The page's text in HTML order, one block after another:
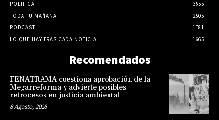
POLITICA
3555
TODA TU MAÑANA
2505
PODCAST
1781
LO QUE HAY TRAS CADA NOTICIA
1665
Recomendados
FENATRAMA cuestiona aprobación de la
Megarreforma y advierte posibles
retrocesos en justicia ambiental
8 Agosto, 2026